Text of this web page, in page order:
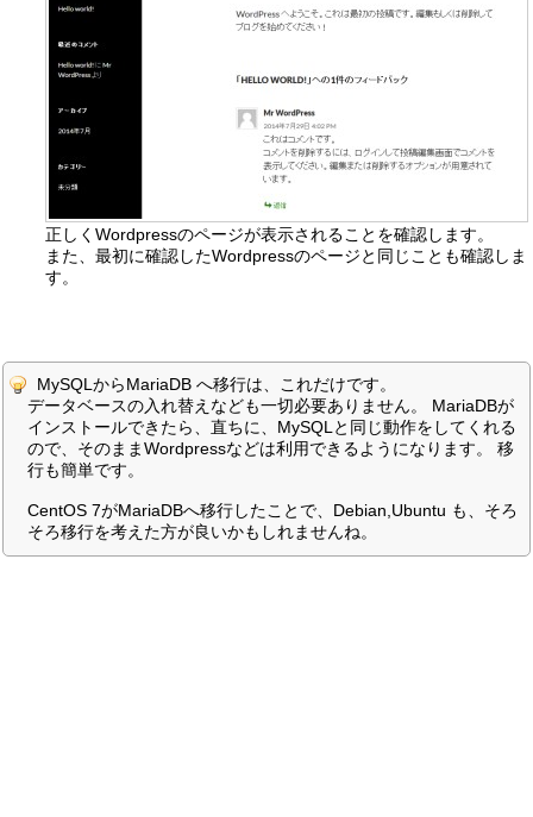
正しくWordpressのページが表示されることを確認します。
また、最初に確認したWordpressのページと同じことも確認しま
す。
MySQLからMariaDB へ移行は、これだけです。
データベースの入れ替えなども一切必要ありません。 MariaDBが
インストールできたら、直ちに、MySQLと同じ動作をしてくれる
ので、そのままWordpressなどは利用できるようになります。 移
行も簡単です。
CentOS 7がMariaDBへ移行したことで、Debian,Ubuntu も、そろ
そろ移行を考えた方が良いかもしれませんね。